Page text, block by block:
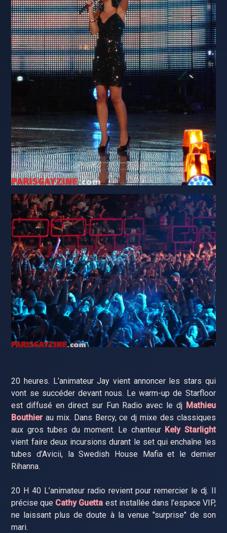
20 heures. L’animateur Jay vient annoncer les stars qui
vont se succéder devant nous. Le warm-up de Starfloor
est diffusé en direct sur Fun Radio avec le dj Mathieu
Bouthierau mix. Dans Bercy, ce dj mixe des classiques
aux gros tubes du moment. Le chanteur Kely Starlight
vient faire deux incursions durant le set qui enchaîne les
tubes d’Avicii, la Swedish House Mafia et le dernier
Rihanna.
20 H 40 L’animateur radio revient pour remercier le dj. Il
précise que Cathy Guetta est installée dans l’espace VIP,
ne laissant plus de doute à la venue "surprise" de son
mari.